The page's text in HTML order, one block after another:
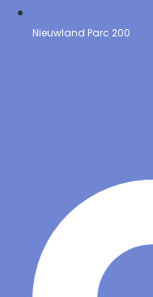
Nieuwland Parc 200